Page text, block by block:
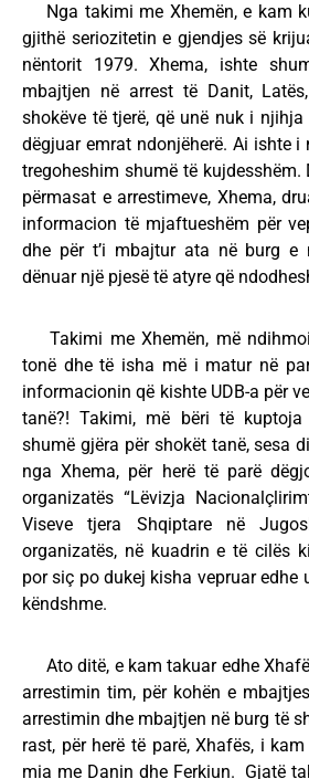
Nga takimi me Xhemën, e kam
gjithë seriozitetin e gjendjes së
nëntorit 1979. Xhema, ishte
mbajtjen në arrest të Danit,
shokëve të tjerë, që unë nuk i
dëgjuar emrat ndonjëherë. Ai ishte
tregoheshim shumë të kujdesshëm.
përmasat e arrestimeve, Xhema,
informacion të mjaftueshëm për
dhe për t’i mbajtur ata në burg e
dënuar një pjesë të atyre që
Takimi me Xhemën, më
tonë dhe të isha më i matur në
informacionin që kishte UDB-a për
tanë?! Takimi, më bëri të
shumë gjëra për shokët tanë, sesa
nga Xhema, për herë të parë
organizatës “Lëvizja
Viseve tjera Shqiptare në
organizatës, në kuadrin e të cilës
por siç po dukej kisha vepruar edhe
këndshme.
Ato ditë, e kam takuar edhe
arrestimin tim, për kohën e
arrestimin dhe mbajtjen në burg të
rast, për herë të parë, Xhafës, i
mia me Danin dhe Ferkiun. Gjatë